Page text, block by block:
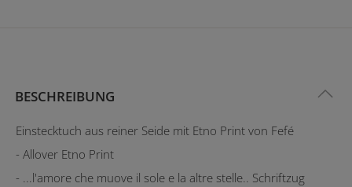
BESCHREIBUNG
Einstecktuch aus reiner Seide mit Etno Print von Fefé
- Allover Etno Print
- ...l'amore che muove il sole e la altre stelle.. Schriftzug